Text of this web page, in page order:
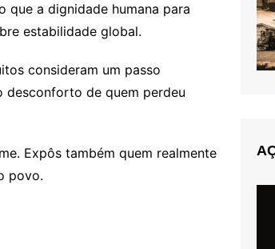
que a dignidade humana para
estabilidade global.
consideram um passo
desconforto de quem perdeu
Expôs também quem realmente
povo.